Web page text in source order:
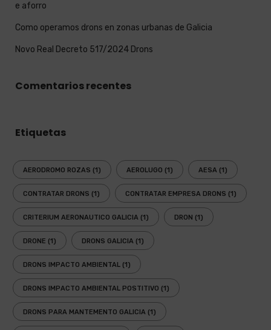
e aforro
Como operamos drons en zonas urbanas de Galicia
Novo Real Decreto 517/2024 Drons
Comentarios recentes
Etiquetas
AERODROMO ROZAS (1) AEROLUGO (1) AESA (1)
CONTRATAR DRONS (1) CONTRATAR EMPRESA DRONS (1)
CRITERIUM AERONAUTICO GALICIA (1) DRON (1)
DRONE (1) DRONS GALICIA (1)
DRONS IMPACTO AMBIENTAL (1)
DRONS IMPACTO AMBIENTAL POSTITIVO (1)
DRONS PARA MANTEMENTO GALICIA (1)